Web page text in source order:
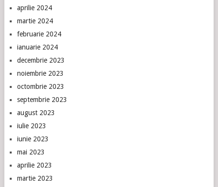
aprilie 2024
martie 2024
februarie 2024
ianuarie 2024
decembrie 2023
noiembrie 2023
octombrie 2023
septembrie 2023
august 2023
iulie 2023
iunie 2023
mai 2023
aprilie 2023
martie 2023